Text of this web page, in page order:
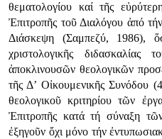
θεματολογίου καί τῆς
Ἐπιτροπῆς τοῦ Διαλόγου ἀπό
Διάσκεψη (Σαμπεζύ, 1986),
χριστολογικῆς
ἀποκλινουσῶν θεολογικῶν
τῆς Δ’ Οἰκουμενικῆς Συνόδου
θεολογικοῦ κριτηρίου τῶν
Ἐπιτροπῆς κατά τή σύναξη
ἐξηγοῦν ὄχι μόνο τήν